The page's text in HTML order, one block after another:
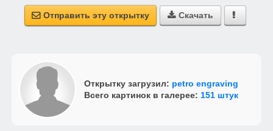
 Отправить эту открытку  Скачать 
Открытку загрузил: petro engraving
Всего картинок в галерее: 151 штук